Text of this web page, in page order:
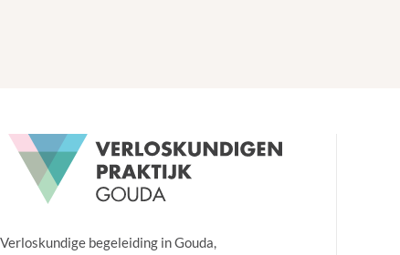
Verloskundige begeleiding in Gouda,